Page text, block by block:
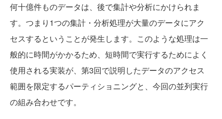
何十億件ものデータは、後で集計や分析にかけられま
す。つまり1つの集計・分析処理が大量のデータにアク
セスするということが発生します。このような処理は一
般的に時間がかかるため、短時間で実行するためによく
使用される実装が、第3回で説明したデータのアクセス
範囲を限定するパーティショニングと、今回の並列実行
の組み合わせです。